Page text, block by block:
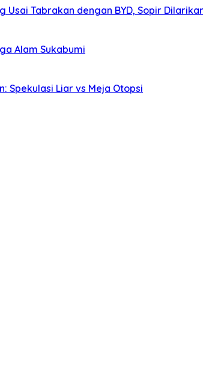
Usai Tabrakan dengan BYD, Sopir
Alam Sukabumi
Spekulasi Liar vs Meja Otopsi